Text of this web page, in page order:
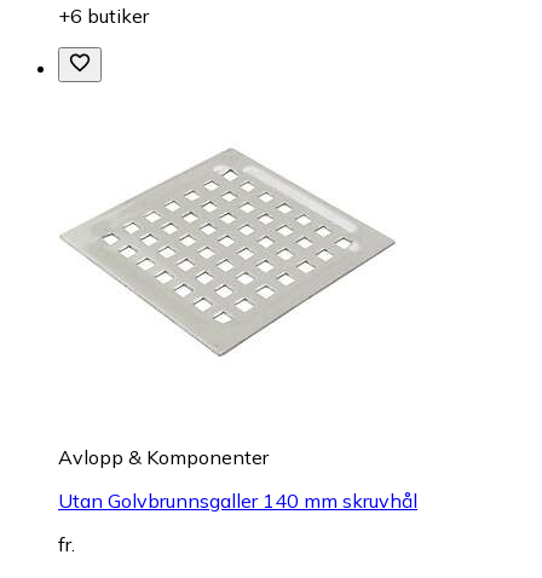
+6 butiker
Avlopp & Komponenter
Utan Golvbrunnsgaller 140 mm skruvhål
fr.